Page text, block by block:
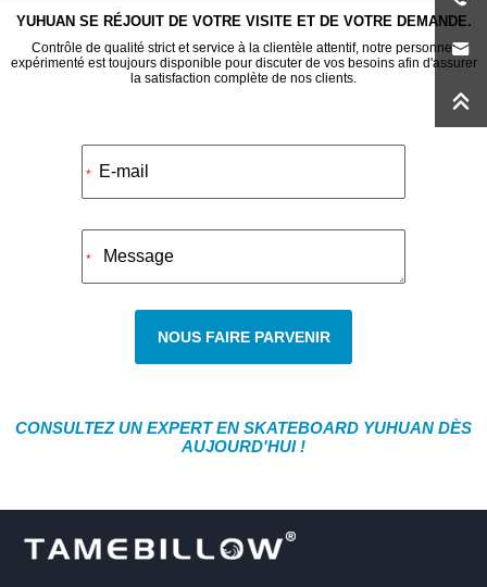
YUHUAN SE RÉJOUIT DE VOTRE VISITE ET DE VOTRE DEMANDE.
Contrôle de qualité strict et service à la clientèle attentif, notre personnel
expérimenté est toujours disponible pour discuter de vos besoins afin d'assurer
la satisfaction complète de nos clients.
*
*
NOUS FAIRE PARVENIR
Alternative:
CONSULTEZ UN EXPERT EN SKATEBOARD YUHUAN DÈS
AUJOURD'HUI !